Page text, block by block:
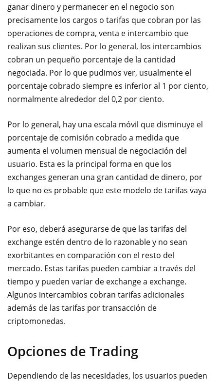
ganar dinero y permanecer en el negocio son
precisamente los cargos o tarifas que cobran por las
operaciones de compra, venta e intercambio que
realizan sus clientes. Por lo general, los intercambios
cobran un pequeño porcentaje de la cantidad
negociada. Por lo que pudimos ver, usualmente el
porcentaje cobrado siempre es inferior al 1 por ciento,
normalmente alrededor del 0,2 por ciento.
Por lo general, hay una escala móvil que disminuye el
porcentaje de comisión cobrado a medida que
aumenta el volumen mensual de negociación del
usuario. Esta es la principal forma en que los
exchanges generan una gran cantidad de dinero, por
lo que no es probable que este modelo de tarifas vaya
a cambiar.
Por eso, deberá asegurarse de que las tarifas del
exchange estén dentro de lo razonable y no sean
exorbitantes en comparación con el resto del
mercado. Estas tarifas pueden cambiar a través del
tiempo y pueden variar de exchange a exchange.
Algunos intercambios cobran tarifas adicionales
además de las tarifas por transacción de
criptomonedas.
Opciones de Trading
Dependiendo de las necesidades, los usuarios pueden